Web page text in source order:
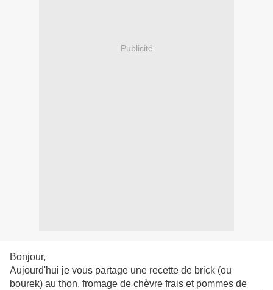
Publicité
Bonjour,
Aujourd'hui je vous partage une recette de brick (ou
bourek) au thon, fromage de chèvre frais et pommes de